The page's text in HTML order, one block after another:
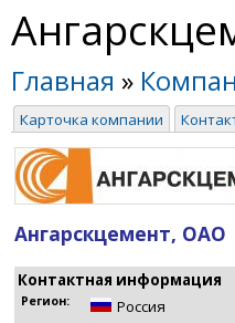
Главная »
Карточка компании
Ангарскцемент, ОАО
Контактная информация
Регион: Россия